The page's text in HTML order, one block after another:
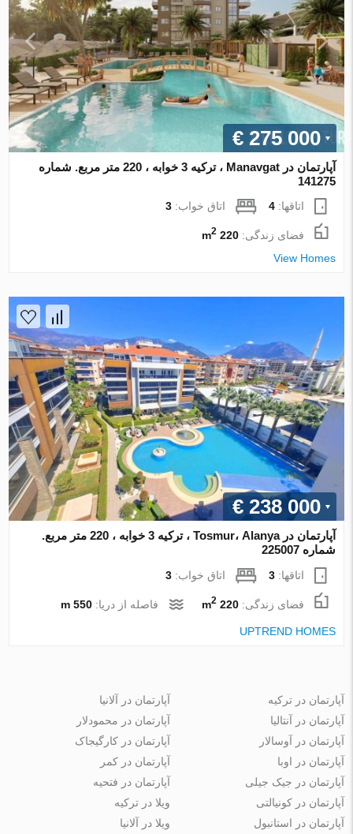
€ 275 000
آپارتمان در Manavgat ، ترکیه 3 خوابه ، 220 متر مربع. شماره
141275
اتاقها:4 اتاق خواب:3
فضای زندگی:220 m
2
View Homes
€ 238 000
آپارتمان در Tosmur، Alanya ، ترکیه 3 خوابه ، 220 متر مربع.
شماره 225007
اتاقها:3 اتاق خواب:3
فضای زندگی:220 m
2 فاصله از دریا:550 m
UPTREND HOMES
آپارتمان در ترکیه
آپارتمان در آنتالیا
آپارتمان در آوسالار
آپارتمان در اوبا
آپارتمان در جیک جیلی
آپارتمان در آلانیا
آپارتمان در محمودلار
آپارتمان در کارگیجاک
آپارتمان در کمر
آپارتمان در فتحیه
آپارتمان در کونیالتی
آپارتمان در استانبول
ویلا در ترکیه
ویلا در آلانیا